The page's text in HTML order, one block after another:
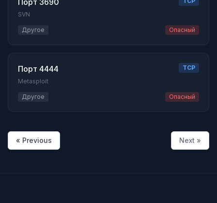
Порт 3690
SVN
Другое Опасный
Порт 4444
Metasploit
TCP
Другое Опасный
« Previous Next »